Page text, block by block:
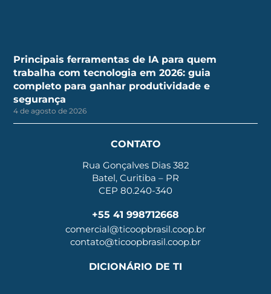
Principais ferramentas de IA para quem
trabalha com tecnologia em 2026: guia
completo para ganhar produtividade e
segurança
4 de agosto de 2026
CONTATO
Rua Gonçalves Dias 382
Batel, Curitiba – PR
CEP 80.240-340
+55 41 998712668
comercial@ticoopbrasil.coop.br
contato@ticoopbrasil.coop.br
DICIONÁRIO DE TI